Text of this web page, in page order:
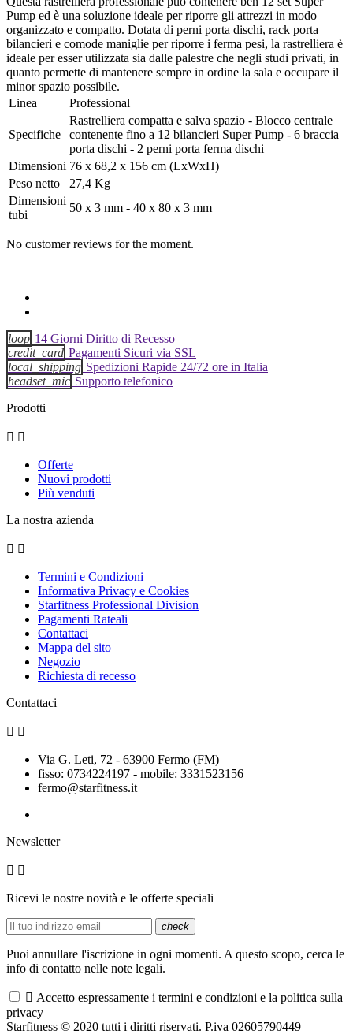
Pump ed è una soluzione ideale per riporre gli attrezzi in modo
organizzato e compatto. Dotata di perni porta dischi, rack porta
bilancieri e comode maniglie per riporre i ferma pesi, la rastrelliera è
ideale per esser utilizzata sia dalle palestre che negli studi privati, in
quanto permette di mantenere sempre in ordine la sala e occupare il
minor spazio possibile.
Linea
Professional
Specifiche
Rastrelliera compatta e salva spazio - Blocco centrale
contenente fino a 12 bilancieri Super Pump - 6 braccia
porta dischi - 2 perni porta ferma dischi
Dimensioni 76 x 68,2 x 156 cm (LxWxH)
Peso netto
27,4 Kg
Dimensioni
tubi
50 x 3 mm - 40 x 80 x 3 mm
No customer reviews for the moment.
loop 14 Giorni Diritto di Recesso
credit_card Pagamenti Sicuri via SSL
local_shipping Spedizioni Rapide 24/72 ore in Italia
headset_mic Supporto telefonico
Prodotti
 
Offerte
Nuovi prodotti
Più venduti
La nostra azienda
 
Termini e Condizioni
Informativa Privacy e Cookies
Starfitness Professional Division
Pagamenti Rateali
Contattaci
Mappa del sito
Negozio
Richiesta di recesso
Contattaci
 
Via G. Leti, 72 - 63900 Fermo (FM)
fisso: 0734224197 - mobile: 3331523156
fermo@starfitness.it
Newsletter
 
Ricevi le nostre novità e le offerte speciali
check
Puoi annullare l'iscrizione in ogni momenti. A questo scopo, cerca le
info di contatto nelle note legali.
 Accetto espressamente i termini e condizioni e la politica sulla
privacy
Starfitness © 2020 tutti i diritti riservati. P.iva 02605790449